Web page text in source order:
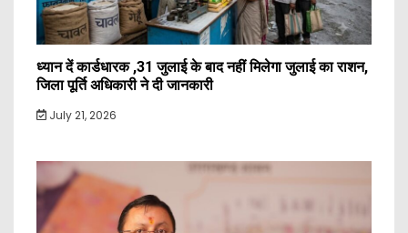
ध्यान दें कार्डधारक ,31 जुलाई के बाद नहीं मिलेगा जुलाई का राशन,
जिला पूर्ति अधिकारी ने दी जानकारी
July 21, 2026